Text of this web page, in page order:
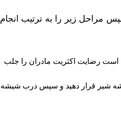
مراحل زیر را به ترتیب انجام
است رضایت اکثریت مادران را جلب
شیر قرار دهید و سپس درب شیشه